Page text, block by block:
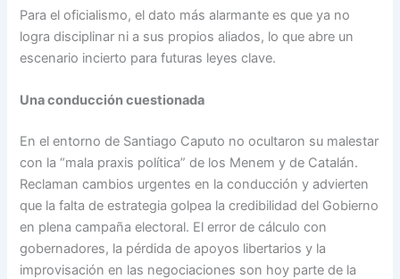
Para el oficialismo, el dato más alarmante es que ya no
logra disciplinar ni a sus propios aliados, lo que abre un
escenario incierto para futuras leyes clave.
Una conducción cuestionada
En el entorno de Santiago Caputo no ocultaron su malestar
con la “mala praxis política” de los Menem y de Catalán.
Reclaman cambios urgentes en la conducción y advierten
que la falta de estrategia golpea la credibilidad del Gobierno
en plena campaña electoral. El error de cálculo con
gobernadores, la pérdida de apoyos libertarios y la
improvisación en las negociaciones son hoy parte de la